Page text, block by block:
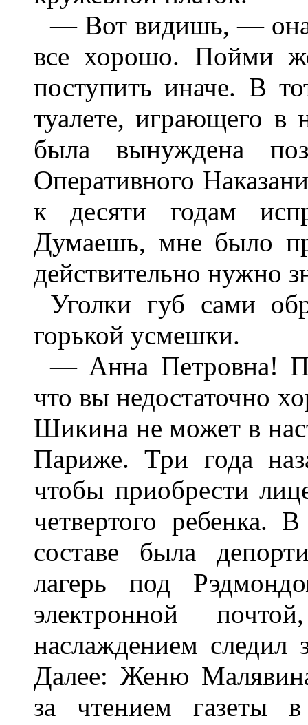
— Вот видишь, — она
все хорошо. Пойми
поступить иначе. В
туалете, играющего в
была вынуждена
Оперативного
к десяти годам
Думаешь, мне было
действительно нужно
Уголки губ сами
горькой усмешки.
— Анна Петровна!
что вы недостаточно
Шикина не может в
Париже. Три года
чтобы приобрести
четвертого ребенка.
составе была
лагерь под
электронной
наслаждением
Далее: Женю
за чтением газеты